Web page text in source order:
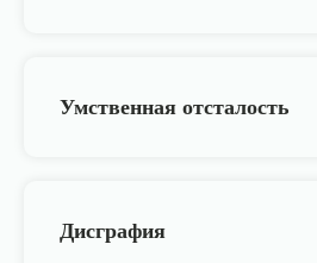
Умственная отсталость
Дисграфия